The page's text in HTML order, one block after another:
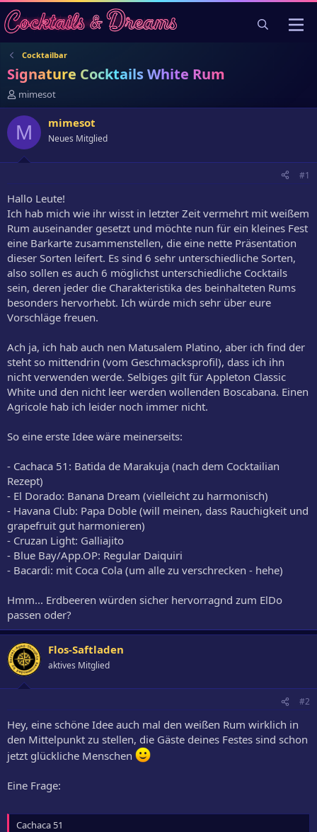
Cocktailbar
Signature Cocktails White Rum
E
r
s
t
r
mimesot
M mimesot
Neues Mitglied
#1
Hallo Leute!
Ich hab mich wie ihr wisst in letzter Zeit vermehrt mit weißem
Rum auseinander gesetzt und möchte nun für ein kleines Fest
eine Barkarte zusammenstellen, die eine nette Präsentation
dieser Sorten leifert. Es sind 6 sehr unterschiedliche Sorten,
also sollen es auch 6 möglichst unterschiedliche Cocktails
sein, deren jeder die Charakteristika des beinhalteten Rums
besonders hervorhebt. Ich würde mich sehr über eure
Vorschläge freuen.
Ach ja, ich hab auch nen Matusalem Platino, aber ich find der
steht so mittendrin (vom Geschmacksprofil), dass ich ihn
nicht verwenden werde. Selbiges gilt für Appleton Classic
White und den nicht leer werden wollenden Boscabana. Einen
Agricole hab ich leider noch immer nicht.
So eine erste Idee wäre meinerseits:
- Cachaca 51: Batida de Marakuja (nach dem Cocktailian
Rezept)
- El Dorado: Banana Dream (vielleicht zu harmonisch)
- Havana Club: Papa Doble (will meinen, dass Rauchigkeit und
grapefruit gut harmonieren)
- Cruzan Light: Galliajito
- Blue Bay/App.OP: Regular Daiquiri
- Bacardi: mit Coca Cola (um alle zu verschrecken - hehe)
Hmm... Erdbeeren würden sicher hervorragnd zum ElDo
passen oder?
Flos-Saftladen
aktives Mitglied
#2
Hey, eine schöne Idee auch mal den weißen Rum wirklich in
den Mittelpunkt zu stellen, die Gäste deines Festes sind schon
jetzt glückliche Menschen
Eine Frage:
Cachaca 51